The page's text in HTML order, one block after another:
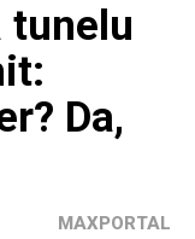
tunelu
Da,
MAXPORTAL